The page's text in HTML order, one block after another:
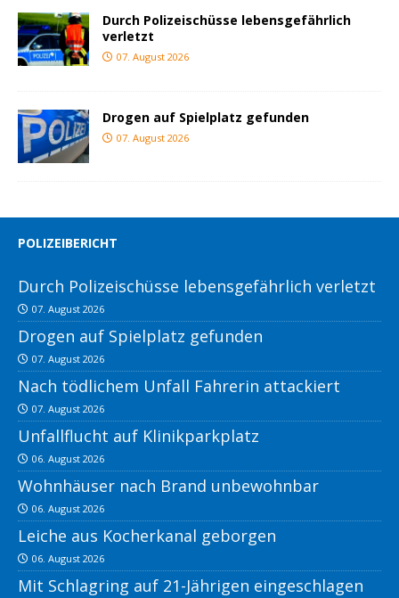
Durch Polizeischüsse lebensgefährlich
verletzt
07. August 2026
Drogen auf Spielplatz gefunden
07. August 2026
POLIZEIBERICHT
Durch Polizeischüsse lebensgefährlich verletzt
07. August 2026
Drogen auf Spielplatz gefunden
07. August 2026
Nach tödlichem Unfall Fahrerin attackiert
07. August 2026
Unfallflucht auf Klinikparkplatz
06. August 2026
Wohnhäuser nach Brand unbewohnbar
06. August 2026
Leiche aus Kocherkanal geborgen
06. August 2026
Mit Schlagring auf 21-Jährigen eingeschlagen